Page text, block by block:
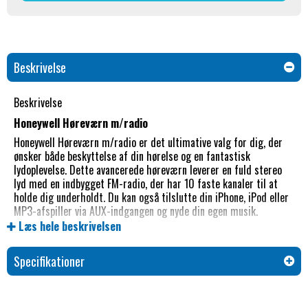
Beskrivelse
Beskrivelse
Honeywell Høreværn m/radio
Honeywell Høreværn m/radio er det ultimative valg for dig, der
ønsker både beskyttelse af din hørelse og en fantastisk
lydoplevelse. Dette avancerede høreværn leverer en fuld stereo
lyd med en indbygget FM-radio, der har 10 faste kanaler til at
holde dig underholdt. Du kan også tilslutte din iPhone, iPod eller
MP3-afspiller via AUX-indgangen og nyde din egen musik.
Høreværnet er designet til at beskytte din hørelse på en effektiv
og behagelig måde. Det filtrerer skadelige lydniveauer og
reducerer støj, samtidig med at det bevarer en fantastisk klar
stereolyd. Du kan nyde din yndlingsmusik eller radio uden at gå på
Læs hele beskrivelsen
Specifikationer